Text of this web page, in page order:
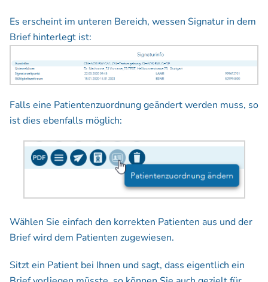
Es erscheint im unteren Bereich, wessen Signatur in dem
Brief hinterlegt ist:
Falls eine Patientenzuordnung geändert werden muss, so
ist dies ebenfalls möglich:
Wählen Sie einfach den korrekten Patienten aus und der
Brief wird dem Patienten zugewiesen.
Sitzt ein Patient bei Ihnen und sagt, dass eigentlich ein